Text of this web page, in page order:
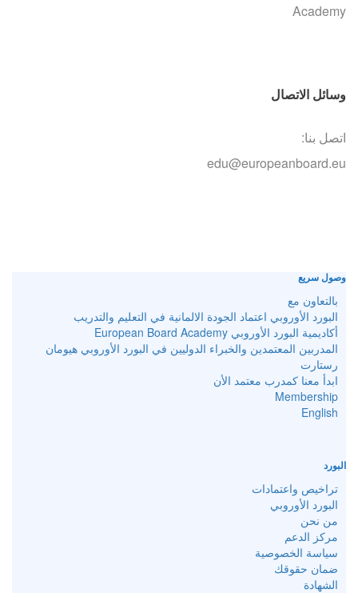
Academy
وسائل الاتصال
اتصل بنا:
edu@europeanboard.eu
وصول سريع
بالتعاون مع
البورد الأوروبي اعتماد الجودة الالمانية في التعليم والتدريب
أكاديمية البورد الأوروبي European Board Academy
المدربين المعتمدين والخبراء الدوليين في البورد الأوروبي هيومان
رستارت
ابدأ معنا كمدرب معتمد الأن
Membership
English
البورد
تراخيص واعتمادات
البورد الأوروبي
من نحن
مركز الدعم
سياسة الخصوصية
ضمان حقوقك
الشهادة